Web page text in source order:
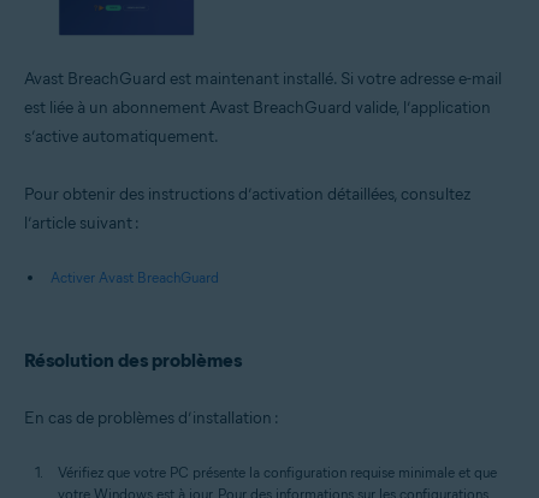
Avast BreachGuard est maintenant installé. Si votre adresse e-mail
est liée à un abonnement Avast BreachGuard valide, l’application
s’active automatiquement.
Pour obtenir des instructions d’activation détaillées, consultez
l’article suivant :
Activer Avast BreachGuard
Résolution des problèmes
En cas de problèmes d’installation :
Vérifiez que votre PC présente la configuration requise minimale et que
votre Windows est à jour. Pour des informations sur les configurations